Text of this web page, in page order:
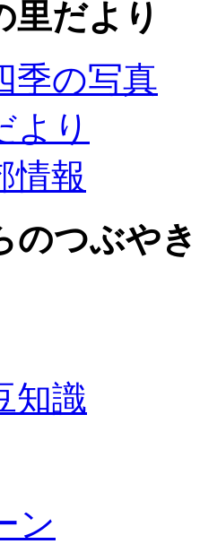
里だより
季の写真
より
情報
のつぶやき
知識
ン